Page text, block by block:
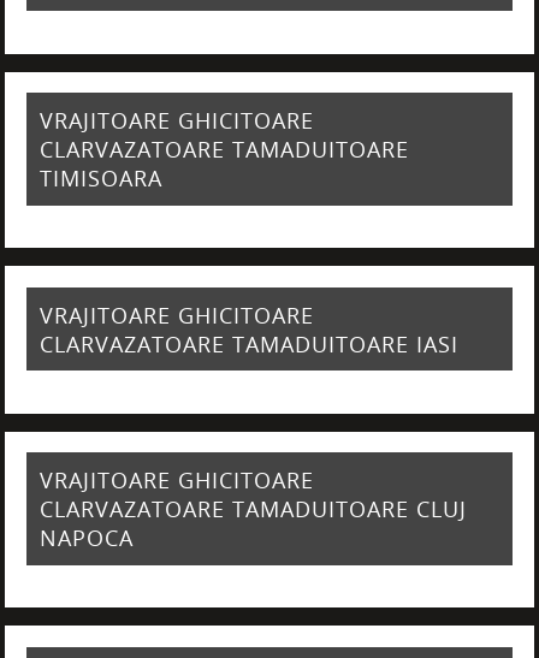
VRAJITOARE GHICITOARE
CLARVAZATOARE TAMADUITOARE
TIMISOARA
VRAJITOARE GHICITOARE
CLARVAZATOARE TAMADUITOARE IASI
VRAJITOARE GHICITOARE
CLARVAZATOARE TAMADUITOARE CLUJ
NAPOCA